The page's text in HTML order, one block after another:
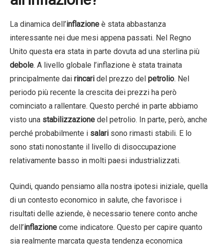
La dinamica dell’inflazione è stata abbastanza
interessante nei due mesi appena passati. Nel Regno
Unito questa era stata in parte dovuta ad una sterlina più
debole. A livello globale l’inflazione è stata trainata
principalmente dai rincari del prezzo del petrolio. Nel
periodo più recente la crescita dei prezzi ha però
cominciato a rallentare. Questo perché in parte abbiamo
visto una stabilizzazione del petrolio. In parte, però, anche
perché probabilmente i salari sono rimasti stabili. E lo
sono stati nonostante il livello di disoccupazione
relativamente basso in molti paesi industrializzati.
Quindi, quando pensiamo alla nostra ipotesi iniziale, quella
di un contesto economico in salute, che favorisce i
risultati delle aziende, è necessario tenere conto anche
dell’inflazione come indicatore. Questo per capire quanto
sia realmente marcata questa tendenza economica